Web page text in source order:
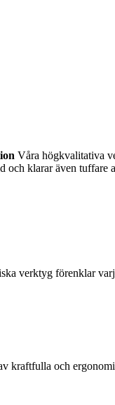
Våra högkvalitativa
klarar även tuffare
verktyg förenklar
kraftfulla och